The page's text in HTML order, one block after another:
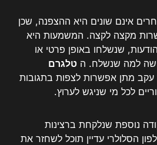
אינם שונים היא ההצפנה, שכן
מקצה לקצה. המשמעות היא
שנשלחו באופן פרטי או
למה שנשלח. ה טלגרם
עקב מתן אפשרות לצפות בתגובות
לכל מי שניגש לערוץ.
נוספת שנלקחת ברצינות
הסלולרי עדיין תוכל לשחזר את